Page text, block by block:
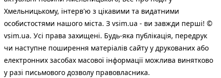
Хмельницькому, інтерв'ю з цікавими та видатними
особистостями нашого міста. З vsim.ua - ви завжди перші! ©
vsim.ua. Усі права захищені. Будь-яка публiкацiя, передрук
чи наступне поширення матеріалів сайту у друкованих або
електронних засобах масової інформації можлива винятково
у разі письмового дозволу правовласника.